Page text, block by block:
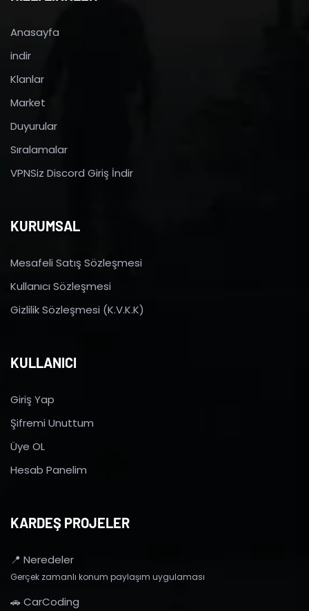
Anasayfa
indir
Klanlar
Market
Duyurular
Sıralamalar
VPNSiz Discord Giriş İndir
KURUMSAL
Mesafeli Satış Sözleşmesi
Kullanıcı Sözleşmesi
Gizlilik Sözleşmesi (K.V.K.K)
KULLANICI
Giriş Yap
Şifremi Unuttum
Üye OL
Hesab Panelim
KARDEŞ PROJELER
📍 Neredeler
Gerçek zamanlı konum paylaşım uygulaması
🚗 CarCoding